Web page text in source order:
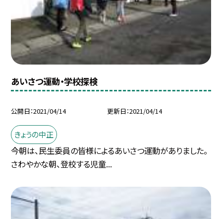
あいさつ運動・学校探検
公開日 2021/04/14 更新日 2021/04/14
きょうの中正
今朝は、民生委員の皆様によるあいさつ運動がありました。
さわやかな朝、登校する児童...